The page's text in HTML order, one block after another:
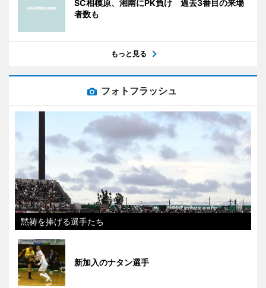
SC相模原、湘南にPK負け 過去3番目の来場
者数も
もっと見る
フォトフラッシュ
黙祷を捧げる選手たち
新加入のナタン選手